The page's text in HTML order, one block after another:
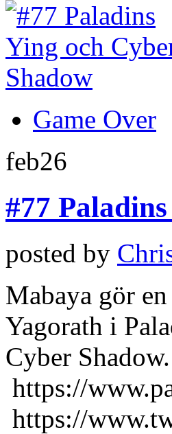
Game Over
feb26
#77
posted by
Mabaya gör
Yagorath i
Cyber
https://
https://